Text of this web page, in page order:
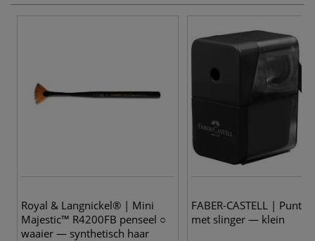
Royal & Langnickel® | Mini
Majestic™ R4200FB penseel ○
waaier — synthetisch haar
FABER-CASTELL |
met slinger — klein